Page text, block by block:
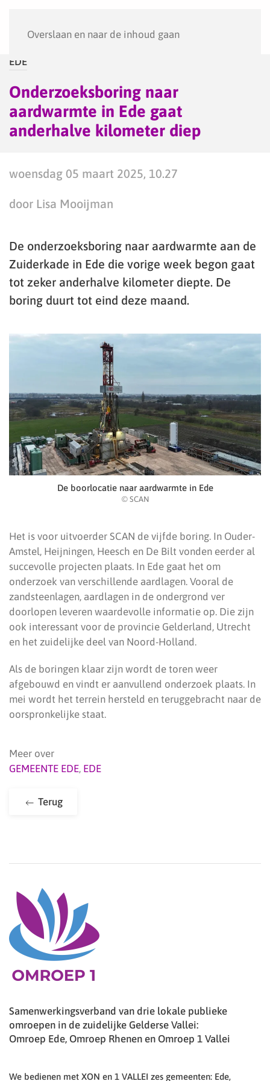
Overslaan en naar de inhoud gaan
EDE
Onderzoeksboring naar
aardwarmte in Ede gaat
anderhalve kilometer diep
woensdag 05 maart 2025, 10.27
door Lisa Mooijman
De onderzoeksboring naar aardwarmte aan de
Zuiderkade in Ede die vorige week begon gaat
tot zeker anderhalve kilometer diepte. De
boring duurt tot eind deze maand.
De boorlocatie naar aardwarmte in Ede
© SCAN
Het is voor uitvoerder SCAN de vijfde boring. In Ouder-
Amstel, Heijningen, Heesch en De Bilt vonden eerder al
succevolle projecten plaats. In Ede gaat het om
onderzoek van verschillende aardlagen. Vooral de
zandsteenlagen, aardlagen in de ondergrond ver
doorlopen leveren waardevolle informatie op. Die zijn
ook interessant voor de provincie Gelderland, Utrecht
en het zuidelijke deel van Noord-Holland.
Als de boringen klaar zijn wordt de toren weer
afgebouwd en vindt er aanvullend onderzoek plaats. In
mei wordt het terrein hersteld en teruggebracht naar de
oorspronkelijke staat.
Meer over
GEMEENTE EDE, EDE
Terug
Samenwerkingsverband van drie lokale publieke
omroepen in de zuidelijke Gelderse Vallei:
Omroep Ede, Omroep Rhenen en Omroep 1 Vallei
We bedienen met XON en 1 VALLEI zes gemeenten: Ede,